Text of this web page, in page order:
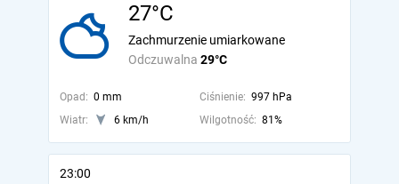
27°C
Odczuwalna 29°C
Zachmurzenie umiarkowane
Opad: 0 mm Ciśnienie: 997 hPa
Wiatr:
6 km/h Wilgotność: 81%
23:00